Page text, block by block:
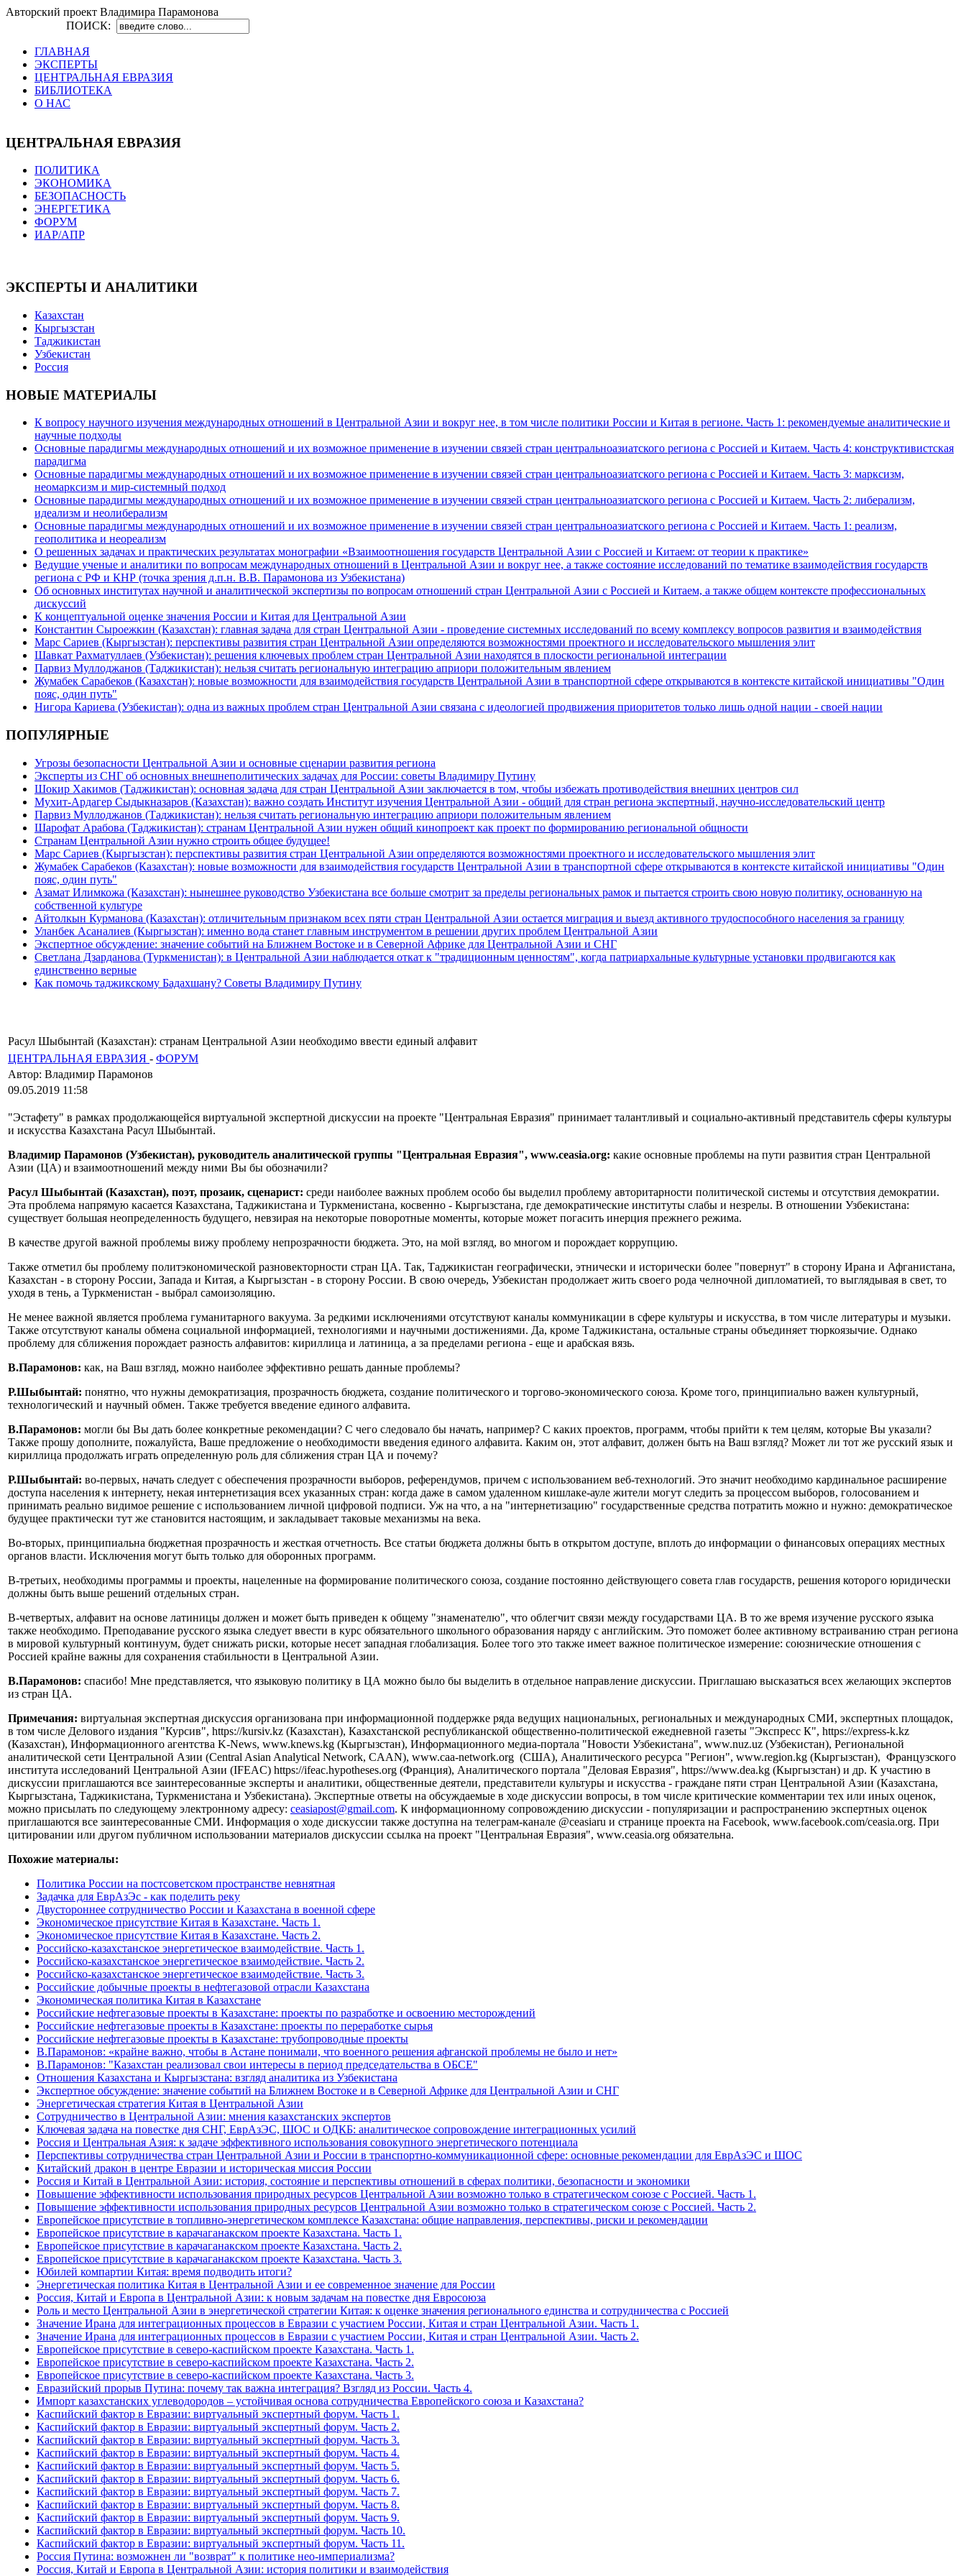
Авторский проект Владимира Парамонова
ПОИСК:
ГЛАВНАЯ
ЭКСПЕРТЫ
ЦЕНТРАЛЬНАЯ ЕВРАЗИЯ
БИБЛИОТЕКА
О НАС
ЦЕНТРАЛЬНАЯ ЕВРАЗИЯ
ПОЛИТИКА
ЭКОНОМИКА
БЕЗОПАСНОСТЬ
ЭНЕРГЕТИКА
ФОРУМ
ИАР/АПР
ЭКСПЕРТЫ И АНАЛИТИКИ
Казахстан
Кыргызстан
Таджикистан
Узбекистан
Россия
НОВЫЕ МАТЕРИАЛЫ
К вопросу научного изучения международных отношений в Центральной Азии и вокруг нее, в том числе политики России и Китая в регионе. Часть 1: рекомендуемые аналитические и
научные подходы
Основные парадигмы международных отношений и их возможное применение в изучении связей стран центральноазиатского региона с Россией и Китаем. Часть 4: конструктивистская
парадигма
Основные парадигмы международных отношений и их возможное применение в изучении связей стран центральноазиатского региона с Россией и Китаем. Часть 3: марксизм,
неомарксизм и мир-системный подход
Основные парадигмы международных отношений и их возможное применение в изучении связей стран центральноазиатского региона с Россией и Китаем. Часть 2: либерализм,
идеализм и неолиберализм
Основные парадигмы международных отношений и их возможное применение в изучении связей стран центральноазиатского региона с Россией и Китаем. Часть 1: реализм,
геополитика и неореализм
О решенных задачах и практических результатах монографии «Взаимоотношения государств Центральной Азии с Россией и Китаем: от теории к практике»
Ведущие ученые и аналитики по вопросам международных отношений в Центральной Азии и вокруг нее, а также состояние исследований по тематике взаимодействия государств
региона с РФ и КНР (точка зрения д.п.н. В.В. Парамонова из Узбекистана)
Об основных институтах научной и аналитической экспертизы по вопросам отношений стран Центральной Азии с Россией и Китаем, а также общем контексте профессиональных
дискуссий
К концептуальной оценке значения России и Китая для Центральной Азии
Константин Сыроежкин (Казахстан): главная задача для стран Центральной Азии - проведение системных исследований по всему комплексу вопросов развития и взаимодействия
Марс Сариев (Кыргызстан): перспективы развития стран Центральной Азии определяются возможностями проектного и исследовательского мышления элит
Шавкат Рахматуллаев (Узбекистан): решения ключевых проблем стран Центральной Азии находятся в плоскости региональной интеграции
Парвиз Муллоджанов (Таджикистан): нельзя считать региональную интеграцию априори положительным явлением
Жумабек Сарабеков (Казахстан): новые возможности для взаимодействия государств Центральной Азии в транспортной сфере открываются в контексте китайской инициативы "Один
пояс, один путь"
Нигора Кариева (Узбекистан): одна из важных проблем стран Центральной Азии связана с идеологией продвижения приоритетов только лишь одной нации - своей нации
ПОПУЛЯРНЫЕ
Угрозы безопасности Центральной Азии и основные сценарии развития региона
Эксперты из СНГ об основных внешнеполитических задачах для России: советы Владимиру Путину
Шокир Хакимов (Таджикистан): основная задача для стран Центральной Азии заключается в том, чтобы избежать противодействия внешних центров сил
Мухит-Ардагер Сыдыкназаров (Казахстан): важно создать Институт изучения Центральной Азии - общий для стран региона экспертный, научно-исследовательский центр
Парвиз Муллоджанов (Таджикистан): нельзя считать региональную интеграцию априори положительным явлением
Шарофат Арабова (Таджикистан): странам Центральной Азии нужен общий кинопроект как проект по формированию региональной общности
Странам Центральной Азии нужно строить общее будущее!
Марс Сариев (Кыргызстан): перспективы развития стран Центральной Азии определяются возможностями проектного и исследовательского мышления элит
Жумабек Сарабеков (Казахстан): новые возможности для взаимодействия государств Центральной Азии в транспортной сфере открываются в контексте китайской инициативы "Один
пояс, один путь"
Азамат Илимкожа (Казахстан): нынешнее руководство Узбекистана все больше смотрит за пределы региональных рамок и пытается строить свою новую политику, основанную на
собственной культуре
Айтолкын Курманова (Казахстан): отличительным признаком всех пяти стран Центральной Азии остается миграция и выезд активного трудоспособного населения за границу
Уланбек Асаналиев (Кыргызстан): именно вода станет главным инструментом в решении других проблем Центральной Азии
Экспертное обсуждение: значение событий на Ближнем Востоке и в Северной Африке для Центральной Азии и СНГ
Светлана Дзарданова (Туркменистан): в Центральной Азии наблюдается откат к "традиционным ценностям", когда патриархальные культурные установки продвигаются как
единственно верные
Как помочь таджикскому Бадахшану? Советы Владимиру Путину
Расул Шыбынтай (Казахстан): странам Центральной Азии необходимо ввести единый алфавит
ЦЕНТРАЛЬНАЯ ЕВРАЗИЯ - ФОРУМ
Автор: Владимир Парамонов
09.05.2019 11:58
"Эстафету" в рамках продолжающейся виртуальной экспертной дискуссии на проекте "Центральная Евразия" принимает талантливый и социально-активный представитель сферы культуры
и искусства Казахстана Расул Шыбынтай.
Владимир Парамонов (Узбекистан), руководитель аналитической группы "Центральная Евразия", www.ceasia.org: какие основные проблемы на пути развития стран Центральной
Азии (ЦА) и взаимоотношений между ними Вы бы обозначили?
Расул Шыбынтай (Казахстан), поэт, прозаик, сценарист: среди наиболее важных проблем особо бы выделил проблему авторитарности политической системы и отсутствия демократии.
Эта проблема напрямую касается Казахстана, Таджикистана и Туркменистана, косвенно - Кыргызстана, где демократические институты слабы и незрелы. В отношении Узбекистана:
существует большая неопределенность будущего, невзирая на некоторые поворотные моменты, которые может погасить инерция прежнего режима.
В качестве другой важной проблемы вижу проблему непрозрачности бюджета. Это, на мой взгляд, во многом и порождает коррупцию.
Также отметил бы проблему политэкономической разновекторности стран ЦА. Так, Таджикистан географически, этнически и исторически более "повернут" в сторону Ирана и Афганистана,
Казахстан - в сторону России, Запада и Китая, а Кыргызстан - в сторону России. В свою очередь, Узбекистан продолжает жить своего рода челночной дипломатией, то выглядывая в свет, то
уходя в тень, а Туркменистан - выбрал самоизоляцию.
Не менее важной является проблема гуманитарного вакуума. За редкими исключениями отсутствуют каналы коммуникации в сфере культуры и искусства, в том числе литературы и музыки.
Также отсутствуют каналы обмена социальной информацией, технологиями и научными достижениями. Да, кроме Таджикистана, остальные страны объединяет тюркоязычие. Однако
проблему для сближения порождает разность алфавитов: кириллица и латиница, а за пределами региона - еще и арабская вязь.
В.Парамонов: как, на Ваш взгляд, можно наиболее эффективно решать данные проблемы?
Р.Шыбынтай: понятно, что нужны демократизация, прозрачность бюджета, создание политического и торгово-экономического союза. Кроме того, принципиально важен культурный,
технологический и научный обмен. Также требуется введение единого алфавита.
В.Парамонов: могли бы Вы дать более конкретные рекомендации? С чего следовало бы начать, например? С каких проектов, программ, чтобы прийти к тем целям, которые Вы указали?
Также прошу дополните, пожалуйста, Ваше предложение о необходимости введения единого алфавита. Каким он, этот алфавит, должен быть на Ваш взгляд? Может ли тот же русский язык и
кириллица продолжать играть определенную роль для сближения стран ЦА и почему?
Р.Шыбынтай: во-первых, начать следует с обеспечения прозрачности выборов, референдумов, причем с использованием веб-технологий. Это значит необходимо кардинальное расширение
доступа населения к интернету, некая интернетизация всех указанных стран: когда даже в самом удаленном кишлаке-ауле жители могут следить за процессом выборов, голосованием и
принимать реально видимое решение с использованием личной цифровой подписи. Уж на что, а на "интернетизацию" государственные средства потратить можно и нужно: демократическое
будущее практически тут же становится настоящим, и закладывает таковые механизмы на века.
Во-вторых, принципиальна бюджетная прозрачность и жесткая отчетность. Все статьи бюджета должны быть в открытом доступе, вплоть до информации о финансовых операциях местных
органов власти. Исключения могут быть только для оборонных программ.
В-третьих, необходимы программы и проекты, нацеленные на формирование политического союза, создание постоянно действующего совета глав государств, решения которого юридически
должны быть выше решений отдельных стран.
В-четвертых, алфавит на основе латиницы должен и может быть приведен к общему "знаменателю", что облегчит связи между государствами ЦА. В то же время изучение русского языка
также необходимо. Преподавание русского языка следует ввести в курс обязательного школьного образования наряду с английским. Это поможет более активному встраиванию стран региона
в мировой культурный континуум, будет снижать риски, которые несет западная глобализация. Более того это также имеет важное политическое измерение: союзнические отношения с
Россией крайне важны для сохранения стабильности в Центральной Азии.
В.Парамонов: спасибо! Мне представляется, что языковую политику в ЦА можно было бы выделить в отдельное направление дискуссии. Приглашаю высказаться всех желающих экспертов
из стран ЦА.
Примечания: виртуальная экспертная дискуссия организована при информационной поддержке ряда ведущих национальных, региональных и международных СМИ, экспертных площадок,
в том числе Делового издания "Курсив", https://kursiv.kz (Казахстан), Казахстанской республиканской общественно-политической ежедневной газеты "Экспресс К", https://express-k.kz
(Казахстан), Информационного агентства K-News, www.knews.kg (Кыргызстан), Информационного медиа-портала "Новости Узбекистана", www.nuz.uz (Узбекистан), Региональной
аналитической сети Центральной Азии (Central Asian Analytical Network, CAAN), www.caa-network.org (США), Аналитического ресурса "Регион", www.region.kg (Кыргызстан), Французского
института исследований Центральной Азии (IFEAC) https://ifeac.hypotheses.org (Франция), Аналитического портала "Деловая Евразия", https://www.dea.kg (Кыргызстан) и др. К участию в
дискуссии приглашаются все заинтересованные эксперты и аналитики, общественные деятели, представители культуры и искусства - граждане пяти стран Центральной Азии (Казахстана,
Кыргызстана, Таджикистана, Туркменистана и Узбекистана). Экспертные ответы на обсуждаемые в ходе дискуссии вопросы, в том числе критические комментарии тех или иных оценок,
можно присылать по следующему электронному адресу: ceasiapost@gmail.com. К информационному сопровождению дискуссии - популяризации и распространению экспертных оценок
приглашаются все заинтересованные СМИ. Информация о ходе дискуссии также доступна на телеграм-канале @ceasiaru и странице проекта на Facebook, www.facebook.com/ceasia.org. При
цитировании или другом публичном использовании материалов дискуссии ссылка на проект "Центральная Евразия", www.ceasia.org обязательна.
Похожие материалы:
Политика России на постсоветском пространстве невнятная
Задачка для ЕврАзЭс - как поделить реку
Двустороннее сотрудничество России и Казахстана в военной сфере
Экономическое присутствие Китая в Казахстане. Часть 1.
Экономическое присутствие Китая в Казахстане. Часть 2.
Российско-казахстанское энергетическое взаимодействие. Часть 1.
Российско-казахстанское энергетическое взаимодействие. Часть 2.
Российско-казахстанское энергетическое взаимодействие. Часть 3.
Российские добычные проекты в нефтегазовой отрасли Казахстана
Экономическая политика Китая в Казахстане
Российские нефтегазовые проекты в Казахстане: проекты по разработке и освоению месторождений
Российские нефтегазовые проекты в Казахстане: проекты по переработке сырья
Российские нефтегазовые проекты в Казахстане: трубопроводные проекты
В.Парамонов: «крайне важно, чтобы в Астане понимали, что военного решения афганской проблемы не было и нет»
В.Парамонов: "Казахстан реализовал свои интересы в период председательства в ОБСЕ"
Отношения Казахстана и Кыргызстана: взгляд аналитика из Узбекистана
Экспертное обсуждение: значение событий на Ближнем Востоке и в Северной Африке для Центральной Азии и СНГ
Энергетическая стратегия Китая в Центральной Азии
Сотрудничество в Центральной Азии: мнения казахстанских экспертов
Ключевая задача на повестке дня СНГ, ЕврАзЭС, ШОС и ОДКБ: аналитическое сопровождение интеграционных усилий
Россия и Центральная Азия: к задаче эффективного использования совокупного энергетического потенциала
Перспективы сотрудничества стран Центральной Азии и России в транспортно-коммуникационной сфере: основные рекомендации для ЕврАзЭС и ШОС
Китайский дракон в центре Евразии и историческая миссия России
Россия и Китай в Центральной Азии: история, состояние и перспективы отношений в сферах политики, безопасности и экономики
Повышение эффективности использования природных ресурсов Центральной Азии возможно только в стратегическом союзе с Россией. Часть 1.
Повышение эффективности использования природных ресурсов Центральной Азии возможно только в стратегическом союзе с Россией. Часть 2.
Европейское присутствие в топливно-энергетическом комплексе Казахстана: общие направления, перспективы, риски и рекомендации
Европейское присутствие в карачаганакском проекте Казахстана. Часть 1.
Европейское присутствие в карачаганакском проекте Казахстана. Часть 2.
Европейское присутствие в карачаганакском проекте Казахстана. Часть 3.
Юбилей компартии Китая: время подводить итоги?
Энергетическая политика Китая в Центральной Азии и ее современное значение для России
Россия, Китай и Европа в Центральной Азии: к новым задачам на повестке дня Евросоюза
Роль и место Центральной Азии в энергетической стратегии Китая: к оценке значения регионального единства и сотрудничества с Россией
Значение Ирана для интеграционных процессов в Евразии с участием России, Китая и стран Центральной Азии. Часть 1.
Значение Ирана для интеграционных процессов в Евразии с участием России, Китая и стран Центральной Азии. Часть 2.
Европейское присутствие в северо-каспийском проекте Казахстана. Часть 1.
Европейское присутствие в северо-каспийском проекте Казахстана. Часть 2.
Европейское присутствие в северо-каспийском проекте Казахстана. Часть 3.
Евразийский прорыв Путина: почему так важна интеграция? Взгляд из России. Часть 4.
Импорт казахстанских углеводородов – устойчивая основа сотрудничества Европейского союза и Казахстана?
Каспийский фактор в Евразии: виртуальный экспертный форум. Часть 1.
Каспийский фактор в Евразии: виртуальный экспертный форум. Часть 2.
Каспийский фактор в Евразии: виртуальный экспертный форум. Часть 3.
Каспийский фактор в Евразии: виртуальный экспертный форум. Часть 4.
Каспийский фактор в Евразии: виртуальный экспертный форум. Часть 5.
Каспийский фактор в Евразии: виртуальный экспертный форум. Часть 6.
Каспийский фактор в Евразии: виртуальный экспертный форум. Часть 7.
Каспийский фактор в Евразии: виртуальный экспертный форум. Часть 8.
Каспийский фактор в Евразии: виртуальный экспертный форум. Часть 9.
Каспийский фактор в Евразии: виртуальный экспертный форум. Часть 10.
Каспийский фактор в Евразии: виртуальный экспертный форум. Часть 11.
Россия Путина: возможнен ли "возврат" к политике нео-империализма?
Россия, Китай и Европа в Центральной Азии: история политики и взаимодействия